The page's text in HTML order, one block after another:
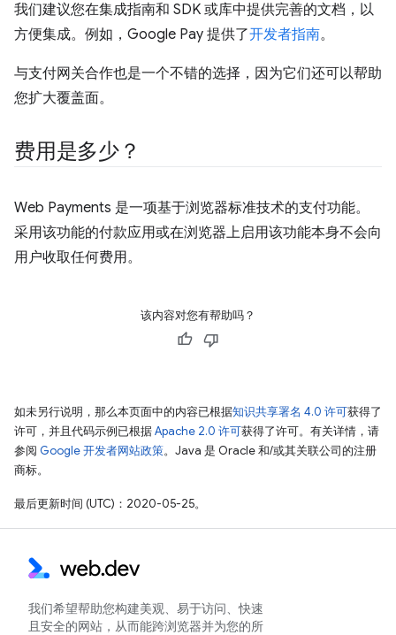
我们建议您在集成指南和 SDK 或库中提供完善的文档，以
方便集成。例如，Google Pay 提供了开发者指南。
与支付网关合作也是一个不错的选择，因为它们还可以帮助
您扩大覆盖面。
费用是多少？
Web Payments 是一项基于浏览器标准技术的支付功能。
采用该功能的付款应用或在浏览器上启用该功能本身不会向
用户收取任何费用。
该内容对您有帮助吗？
如未另行说明，那么本页面中的内容已根据知识共享署名 4.0 许可获得了
许可，并且代码示例已根据Apache 2.0 许可获得了许可。有关详情，请
参阅 Google 开发者网站政策。Java 是 Oracle 和/或其关联公司的注册
商标。
最后更新时间 (UTC)：2020-05-25。
我们希望帮助您构建美观、易于访问、快速
且安全的网站，从而能跨浏览器并为您的所